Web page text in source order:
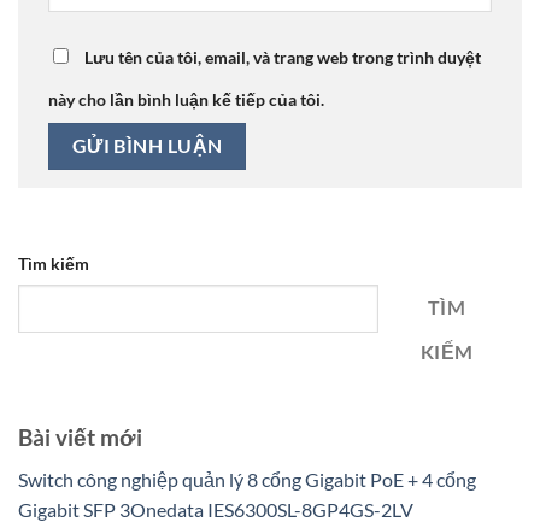
Lưu tên của tôi, email, và trang web trong trình duyệt
này cho lần bình luận kế tiếp của tôi.
Tìm kiếm
TÌM
KIẾM
Bài viết mới
Switch công nghiệp quản lý 8 cổng Gigabit PoE + 4 cổng
Gigabit SFP 3Onedata IES6300SL-8GP4GS-2LV